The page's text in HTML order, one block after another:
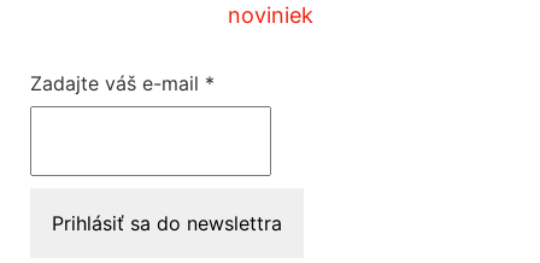
noviniek
Zadajte váš e-mail *